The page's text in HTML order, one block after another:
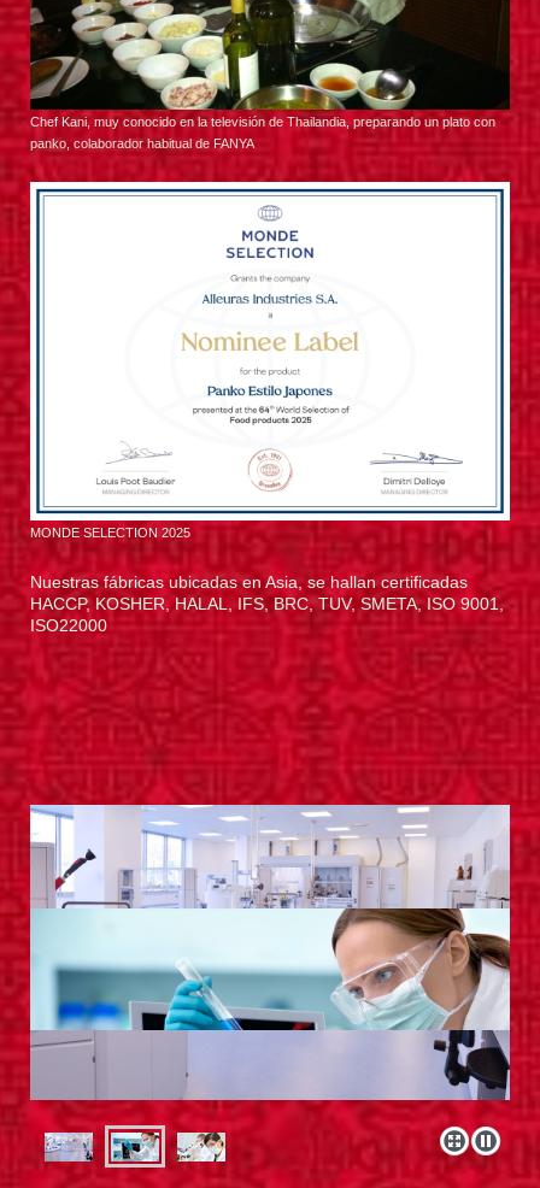
Chef Kani, muy conocido en la televisión de Thailandia, preparando un plato con
panko, colaborador habitual de FANYA
MONDE SELECTION 2025
Nuestras fábricas ubicadas en Asia, se hallan certificadas
HACCP, KOSHER, HALAL, IFS, BRC, TUV, SMETA, ISO 9001,
ISO22000